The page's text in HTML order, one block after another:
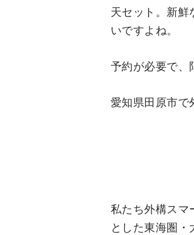
天セット。新
いですよね。
予約が必要で、
愛知県田原市
私たち外構スマ
とした東海圏